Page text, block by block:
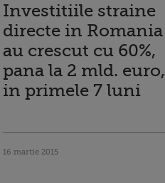
Investitiile straine
directe in Romania
au crescut cu 60%,
pana la 2 mld. euro,
in primele 7 luni
16 martie 2015